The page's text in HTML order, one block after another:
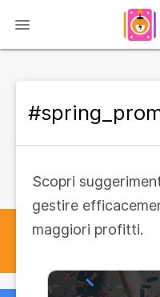
Scopri
gestire
maggiori profitti.